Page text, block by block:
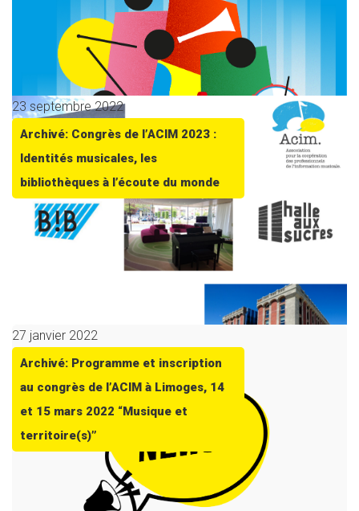
23 septembre 2022
Archivé: Congrès de l’ACIM 2023 :
Identités musicales, les
bibliothèques à l’écoute du monde
27 janvier 2022
Archivé: Programme et inscription
au congrès de l’ACIM à Limoges, 14
et 15 mars 2022 “Musique et
territoire(s)”